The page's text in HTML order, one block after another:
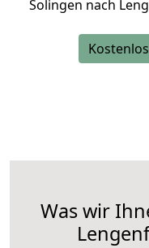
Solingen nach
Was wir